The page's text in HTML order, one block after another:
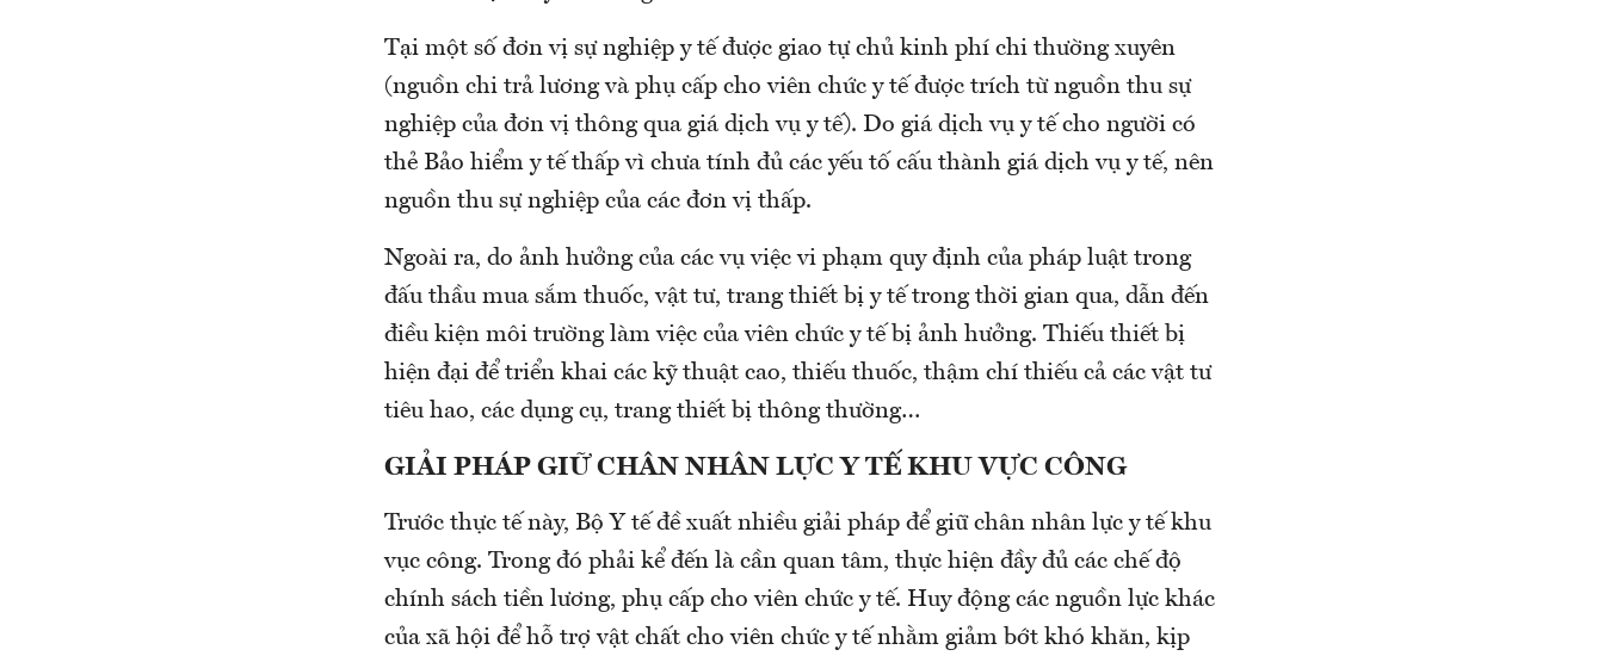
Tại một số đơn vị sự nghiệp y tế được giao tự chủ kinh phí chi thường xuyên
(nguồn chi trả lương và phụ cấp cho viên chức y tế được trích từ nguồn thu sự
nghiệp của đơn vị thông qua giá dịch vụ y tế). Do giá dịch vụ y tế cho người có
thẻ Bảo hiểm y tế thấp vì chưa tính đủ các yếu tố cấu thành giá dịch vụ y tế, nên
nguồn thu sự nghiệp của các đơn vị thấp.
Ngoài ra, do ảnh hưởng của các vụ việc vi phạm quy định của pháp luật trong
đấu thầu mua sắm thuốc, vật tư, trang thiết bị y tế trong thời gian qua, dẫn đến
điều kiện môi trường làm việc của viên chức y tế bị ảnh hưởng. Thiếu thiết bị
hiện đại để triển khai các kỹ thuật cao, thiếu thuốc, thậm chí thiếu cả các vật tư
tiêu hao, các dụng cụ, trang thiết bị thông thường…
GIẢI PHÁP GIỮ CHÂN NHÂN LỰC Y TẾ KHU VỰC CÔNG
Trước thực tế này, Bộ Y tế đề xuất nhiều giải pháp để giữ chân nhân lực y tế khu
vục công. Trong đó phải kể đến là cần quan tâm, thực hiện đầy đủ các chế độ
chính sách tiền lương, phụ cấp cho viên chức y tế. Huy động các nguồn lực khác
của xã hội để hỗ trợ vật chất cho viên chức y tế nhằm giảm bớt khó khăn, kịp